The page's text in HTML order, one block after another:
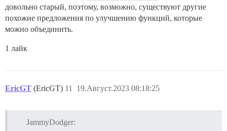
довольно старый, поэтому, возможно, существуют другие
похожие предложения по улучшению функций, которые
можно объединить.
1 лайк
EricGT (EricGT) 19.Август.2023 08:18:25
11
JammyDodger: